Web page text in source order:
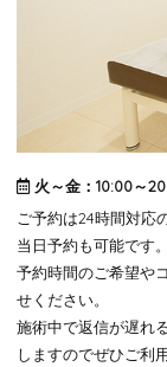
火～金：10:00～
ご予約は24時間対応
当日予約も可能です。
予約時間のご希望や
せください。
施術中で返信が遅れ
しますのでぜひご利